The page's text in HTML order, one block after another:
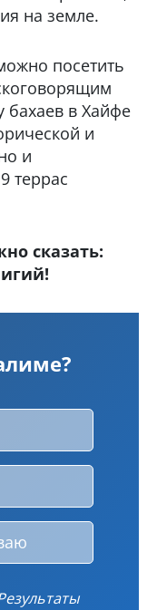
на земле.
посетить
бахаев в Хайфе
и
и
террас
сказать: